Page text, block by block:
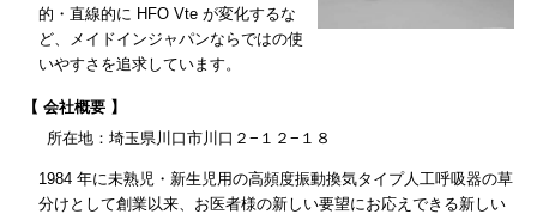
的・直線的に HFO Vte が変化するな
ど、メイドインジャパンならではの使
いやすさを追求しています。
【 会社概要 】
所在地：埼玉県川口市川口２−１２−１８
1984 年に未熟児・新生児用の高頻度振動換気タイプ人工呼吸器の草
分けとして創業以来、お医者様の新しい要望にお応えできる新しい